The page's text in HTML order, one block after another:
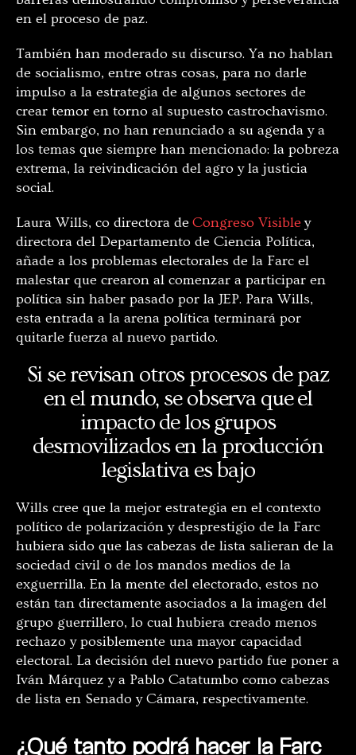
en el proceso de paz.
También han moderado su discurso. Ya no hablan
de socialismo, entre otras cosas, para no darle
impulso a la estrategia de algunos sectores de
crear temor en torno al supuesto castrochavismo.
Sin embargo, no han renunciado a su agenda y a
los temas que siempre han mencionado: la pobreza
extrema, la reivindicación del agro y la justicia
social.
Laura Wills, co directora deCongreso Visibley
directora del Departamento de Ciencia Política,
añade a los problemas electorales de la Farc el
malestar que crearon al comenzar a participar en
política sin haber pasado por la JEP. Para Wills,
esta entrada a la arena política terminará por
quitarle fuerza al nuevo partido.
Si se revisan otros procesos de paz
en el mundo, se observa que el
impacto de los grupos
desmovilizados en la producción
legislativa es bajo
Wills cree que la mejor estrategia en el contexto
político de polarización y desprestigio de la Farc
hubiera sido que las cabezas de lista salieran de la
sociedad civil o de los mandos medios de la
exguerrilla. En la mente del electorado, estos no
están tan directamente asociados a la imagen del
grupo guerrillero, lo cual hubiera creado menos
rechazo y posiblemente una mayor capacidad
electoral. La decisión del nuevo partido fue poner a
Iván Márquez y a Pablo Catatumbo como cabezas
de lista en Senado y Cámara, respectivamente.
¿Qué tanto podrá hacer la Farc